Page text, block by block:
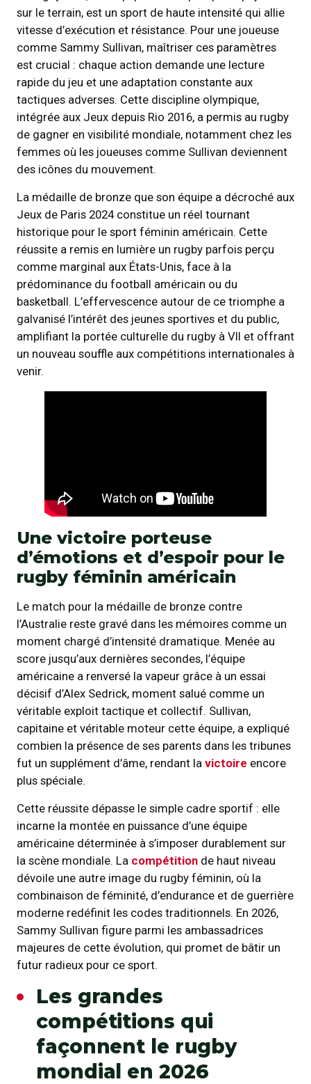
sur le terrain, est un sport de haute intensité qui allie
vitesse d’exécution et résistance. Pour une joueuse
comme Sammy Sullivan, maîtriser ces paramètres
est crucial : chaque action demande une lecture
rapide du jeu et une adaptation constante aux
tactiques adverses. Cette discipline olympique,
intégrée aux Jeux depuis Rio 2016, a permis au rugby
de gagner en visibilité mondiale, notamment chez les
femmes où les joueuses comme Sullivan deviennent
des icônes du mouvement.
La médaille de bronze que son équipe a décroché aux
Jeux de Paris 2024 constitue un réel tournant
historique pour le sport féminin américain. Cette
réussite a remis en lumière un rugby parfois perçu
comme marginal aux États-Unis, face à la
prédominance du football américain ou du
basketball. L’effervescence autour de ce triomphe a
galvanisé l’intérêt des jeunes sportives et du public,
amplifiant la portée culturelle du rugby à VII et offrant
un nouveau souffle aux compétitions internationales à
venir.
Une victoire porteuse
d’émotions et d’espoir pour le
rugby féminin américain
Le match pour la médaille de bronze contre
l’Australie reste gravé dans les mémoires comme un
moment chargé d’intensité dramatique. Menée au
score jusqu’aux dernières secondes, l’équipe
américaine a renversé la vapeur grâce à un essai
décisif d’Alex Sedrick, moment salué comme un
véritable exploit tactique et collectif. Sullivan,
capitaine et véritable moteur cette équipe, a expliqué
combien la présence de ses parents dans les tribunes
fut un supplément d’âme, rendant la victoire encore
plus spéciale.
Cette réussite dépasse le simple cadre sportif : elle
incarne la montée en puissance d’une équipe
américaine déterminée à s’imposer durablement sur
la scène mondiale. La compétition de haut niveau
dévoile une autre image du rugby féminin, où la
combinaison de féminité, d’endurance et de guerrière
moderne redéfinit les codes traditionnels. En 2026,
Sammy Sullivan figure parmi les ambassadrices
majeures de cette évolution, qui promet de bâtir un
futur radieux pour ce sport.
Les grandes
compétitions qui
façonnent le rugby
mondial en 2026